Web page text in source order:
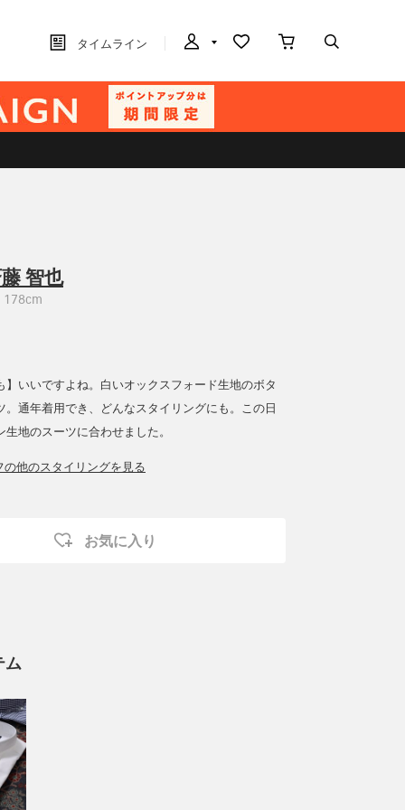
タイムライン
智也
178cm
】いいですよね。白いオックスフォード生地のボタ
。通年着用でき、どんなスタイリングにも。この日
生地のスーツに合わせました。
の他のスタイリングを見る
お気に入り
ム